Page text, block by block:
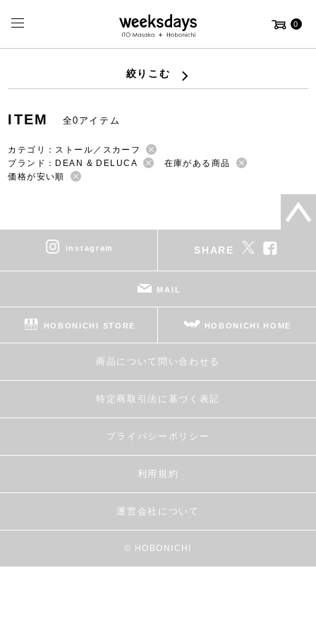
0
絞りこむ
ITEM 全0アイテム
カテゴリ：ストール／スカーフ
ブランド：DEAN & DELUCA
在庫がある商品
価格が安い順
instagram SHARE
MAIL
HOBONICHI STORE HOBONICHI HOME
商品について問い合わせる
特定商取引法に基づく表記
プライバシーポリシー
利用規約
運営会社について
© HOBONICHI